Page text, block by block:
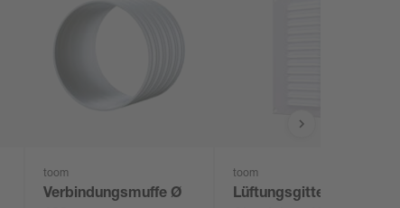
toom
Verbindungsmuffe Ø
toom
Lüftungsgitter